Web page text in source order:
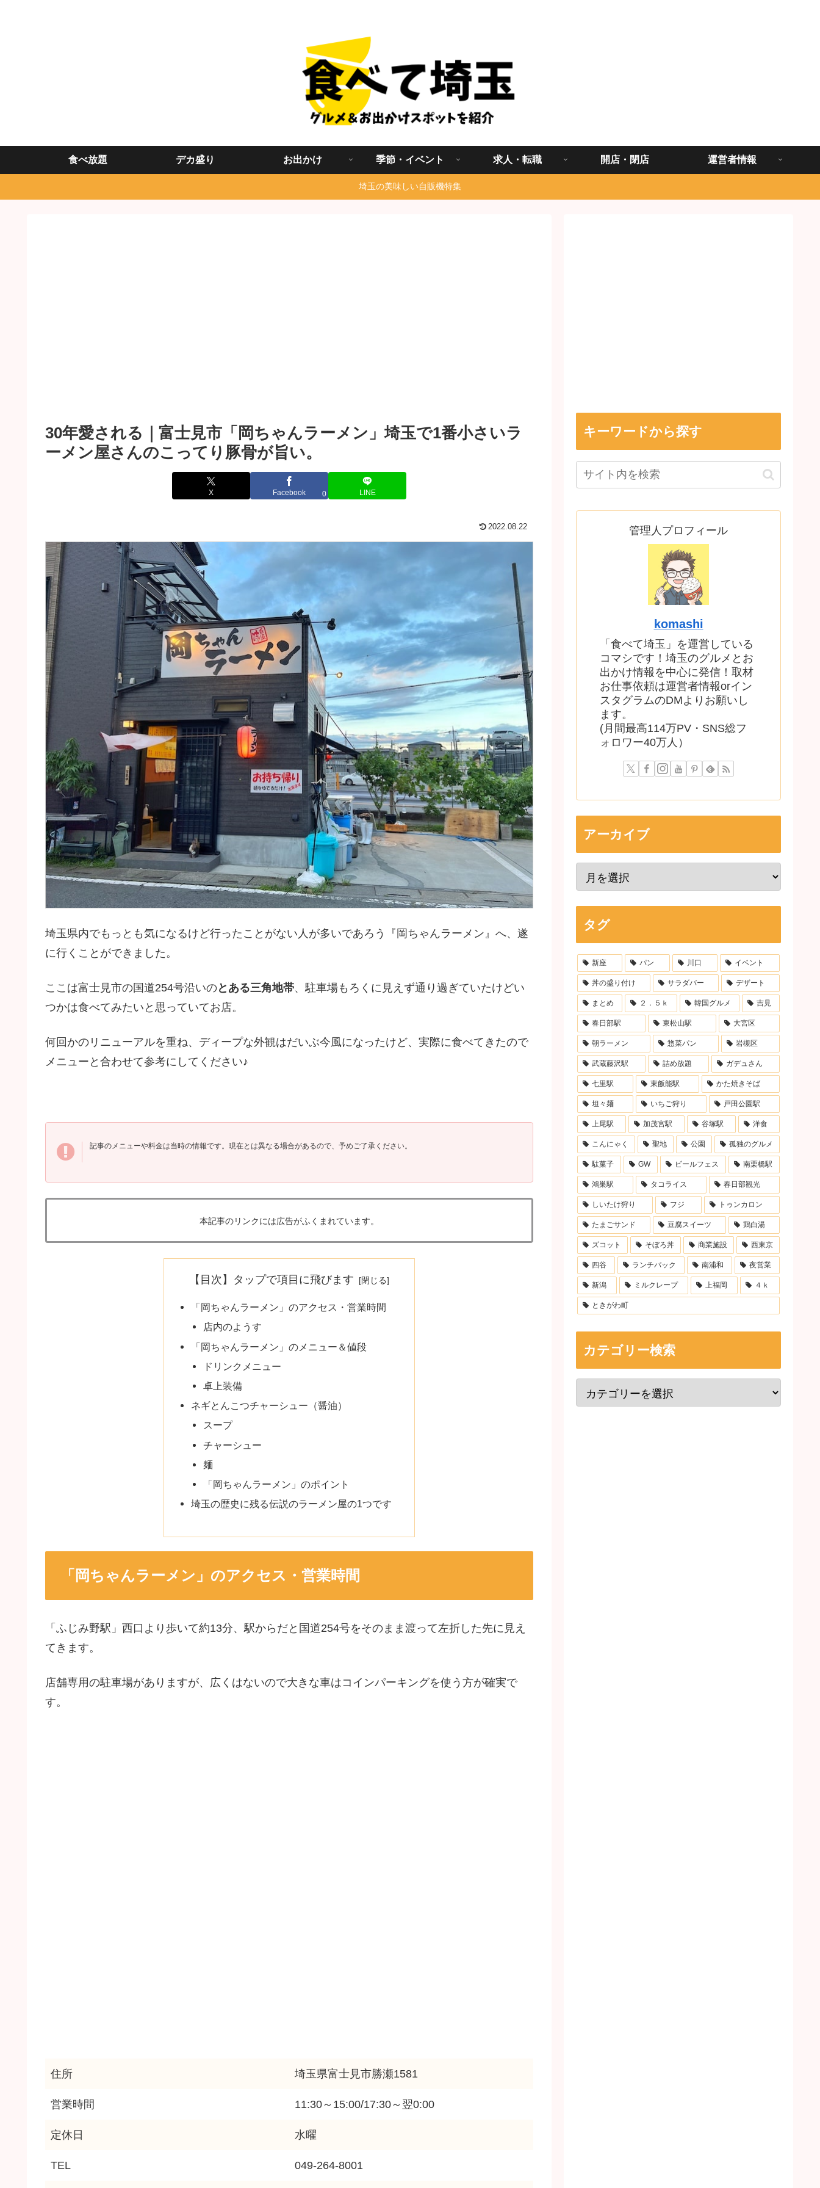
食べ放題 デカ盛り お出かけ 季節・イベント 求人・転職 開店・閉店 運営者情報
埼玉の美味しい自販機特集
30年愛される｜富士見市「岡ちゃんラーメン」埼玉で1番小さいラ
ーメン屋さんのこってり豚骨が旨い。
X Facebook 0 LINE
2022.08.22
埼玉県内でもっとも気になるけど行ったことがない人が多いであろう『岡ちゃんラーメン』へ、遂
に行くことができました。
ここは富士見市の国道254号沿いのとある三角地帯、駐車場もろくに見えず通り過ぎていたけどい
つかは食べてみたいと思っていてお店。
何回かのリニューアルを重ね、ディープな外観はだいぶ今風になったけど、実際に食べてきたので
メニューと合わせて参考にしてください♪
記事のメニューや料金は当時の情報です。現在とは異なる場合があるので、予めご了承ください。
本記事のリンクには広告がふくまれています。
【目次】タップで項目に飛びます
「岡ちゃんラーメン」のアクセス・営業時間
店内のようす
「岡ちゃんラーメン」のメニュー＆値段
ドリンクメニュー
卓上装備
ネギとんこつチャーシュー（醤油）
スープ
チャーシュー
麺
「岡ちゃんラーメン」のポイント
埼玉の歴史に残る伝説のラーメン屋の1つです
「岡ちゃんラーメン」のアクセス・営業時間
「ふじみ野駅」西口より歩いて約13分、駅からだと国道254号をそのまま渡って左折した先に見え
てきます。
店舗専用の駐車場がありますが、広くはないので大きな車はコインパーキングを使う方が確実で
す。
住所 埼玉県富士見市勝瀬1581
営業時間 11:30～15:00/17:30～翌0:00
定休日 水曜
TEL 049-264-8001
キーワードから探す
管理人プロフィール
komashi
「食べて埼玉」を運営している
コマシです！埼玉のグルメとお
出かけ情報を中心に発信！取材
お仕事依頼は運営者情報orイン
スタグラムのDMよりお願いし
ます。
(月間最高114万PV・SNS総フ
ォロワー40万人）
アーカイブ
タグ
新座 パン 川口 イベント
丼の盛り付け サラダバー デザート
まとめ ２．５ｋ 韓国グルメ 吉見
春日部駅 東松山駅 大宮区
朝ラーメン 惣菜パン 岩槻区
武蔵藤沢駅 詰め放題 ガデュさん
七里駅 東飯能駅 かた焼きそば
坦々麺 いちご狩り 戸田公園駅
上尾駅 加茂宮駅 谷塚駅 洋食
こんにゃく 聖地 公園 孤独のグルメ
駄菓子 GW ビールフェス 南栗橋駅
鴻巣駅 タコライス 春日部観光
しいたけ狩り フジ トゥンカロン
たまごサンド 豆腐スイーツ 鶏白湯
ズコット そぼろ丼 商業施設 西東京
四谷 ランチパック 南浦和 夜営業
新潟 ミルクレープ 上福岡 ４ｋ
ときがわ町
カテゴリー検索